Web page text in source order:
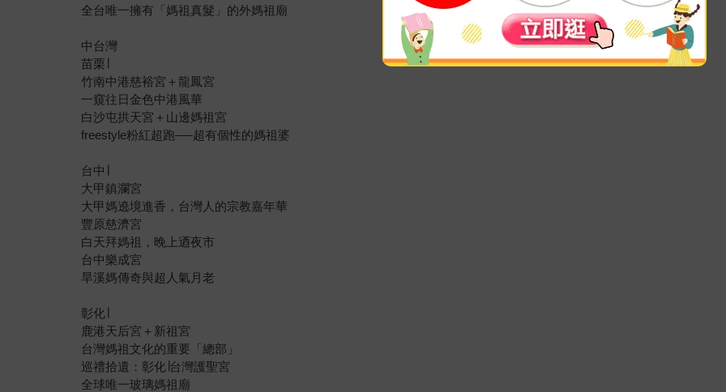
全台唯一擁有「媽祖真髮」的外媽祖廟
中台灣
苗栗∣
竹南中港慈裕宮＋龍鳳宮
一窺往日金色中港風華
白沙屯拱天宮＋山邊媽祖宮
freestyle粉紅超跑──超有個性的媽祖婆
台中∣
大甲鎮瀾宮
大甲媽遶境進香，台灣人的宗教嘉年華
豐原慈濟宮
白天拜媽祖，晚上迺夜市
台中樂成宮
旱溪媽傳奇與超人氣月老
彰化∣
鹿港天后宮＋新祖宮
台灣媽祖文化的重要「總部」
巡禮拾遺：彰化∣台灣護聖宮
全球唯一玻璃媽祖廟